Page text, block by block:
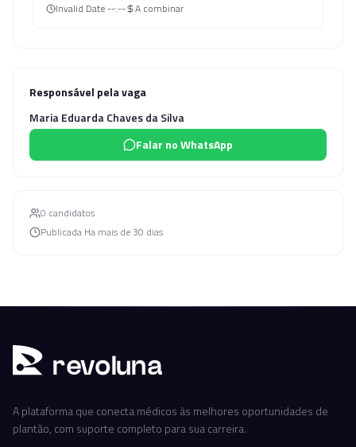
Invalid Date --:-- A combinar
Responsável pela vaga
Maria Eduarda Chaves da Silva
Falar no WhatsApp
0 candidatos
Publicada Ha mais de 30 dias
revoluna
A plataforma que conecta médicos às melhores oportunidades de
plantão, com suporte completo para sua carreira.